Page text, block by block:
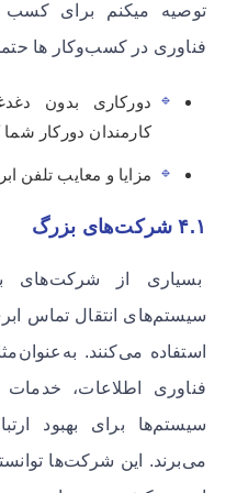
توصیه میکنم برای کسب
فناوری در کسب‌وکار ها حتما
دورکاری بدون
کارمندان دورکار
مزایا و معایب تلفن
۴.۱ شرکت‌های بزرگ
بسیاری از شرکت‌های
سیستم‌های انتقال تماس
استفاده می‌کنند.
فناوری اطلاعات،
سیستم‌ها برای بهبود
می‌برند. این شرکت‌ها